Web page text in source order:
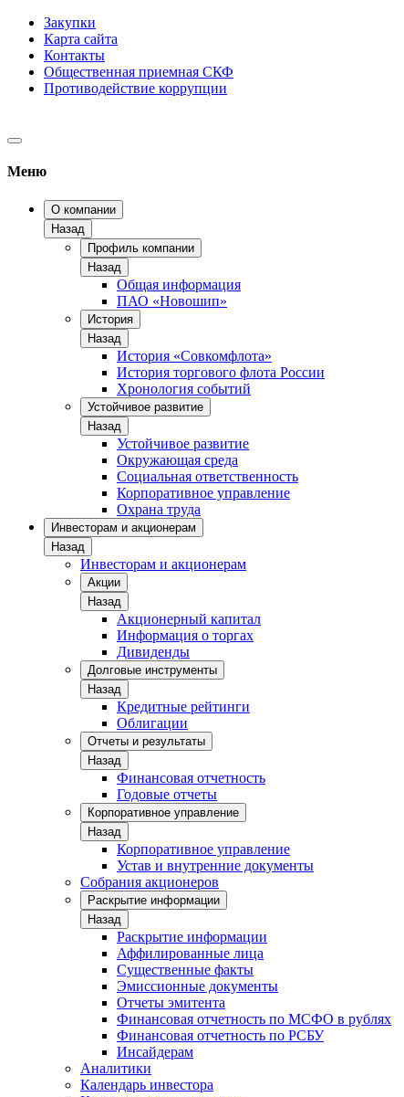
Закупки
Карта сайта
Контакты
Общественная приемная СКФ
Противодействие коррупции
Меню
О компании
Назад
Профиль компании
Назад
Общая информация
ПАО «Новошип»
История
Назад
История «Совкомфлота»
История торгового флота России
Хронология событий
Устойчивое развитие
Назад
Устойчивое развитие
Окружающая среда
Социальная ответственность
Корпоративное управление
Охрана труда
Инвесторам и акционерам
Назад
Инвесторам и акционерам
Акции
Назад
Акционерный капитал
Информация о торгах
Дивиденды
Долговые инструменты
Назад
Кредитные рейтинги
Облигации
Отчеты и результаты
Назад
Финансовая отчетность
Годовые отчеты
Корпоративное управление
Назад
Корпоративное управление
Устав и внутренние документы
Собрания акционеров
Раскрытие информации
Назад
Раскрытие информации
Аффилированные лица
Существенные факты
Эмиссионные документы
Отчеты эмитента
Финансовая отчетность по МСФО в рублях
Финансовая отчетность по РСБУ
Инсайдерам
Аналитики
Календарь инвестора